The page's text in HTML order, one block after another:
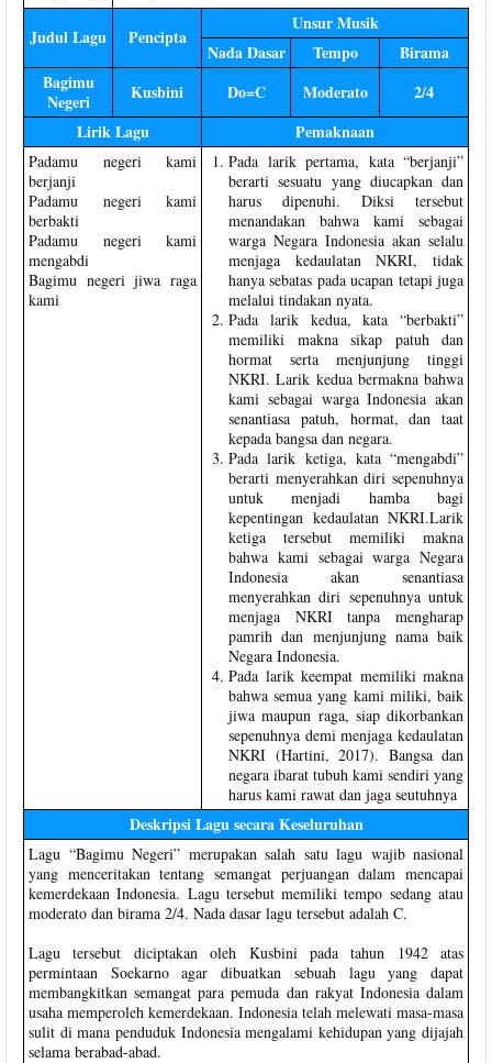
Judul Lagu Pencipta
Unsur Musik
Nada Dasar
Tempo
Birama
Bagimu
Negeri
Kusbini Do=C Moderato
2/4
Lirik Lagu
Pemaknaan
Padamu negeri kami
berjanji
Padamu negeri kami
berbakti
Padamu negeri kami
mengabdi
Bagimu negeri jiwa raga
kami
Pada larik pertama, kata “berjanji”
berarti sesuatu yang diucapkan dan
harus dipenuhi. Diksi tersebut
menandakan bahwa kami sebagai
warga Negara Indonesia akan selalu
menjaga kedaulatan NKRI, tidak
hanya sebatas pada ucapan tetapi juga
melalui tindakan nyata.
Pada larik kedua, kata “berbakti”
memiliki makna sikap patuh dan
hormat serta menjunjung tinggi
NKRI. Larik kedua bermakna bahwa
kami sebagai warga Indonesia akan
senantiasa patuh, hormat, dan taat
kepada bangsa dan negara.
Pada larik ketiga, kata “mengabdi”
berarti menyerahkan diri sepenuhnya
untuk menjadi hamba bagi
kepentingan kedaulatan NKRI.Larik
ketiga tersebut memiliki makna
bahwa kami sebagai warga Negara
Indonesia akan senantiasa
menyerahkan diri sepenuhnya untuk
menjaga NKRI tanpa mengharap
pamrih dan menjunjung nama baik
Negara Indonesia.
Pada larik keempat memiliki makna
bahwa semua yang kami miliki, baik
jiwa maupun raga, siap dikorbankan
sepenuhnya demi menjaga kedaulatan
NKRI (Hartini, 2017). Bangsa dan
negara ibarat tubuh kami sendiri yang
harus kami rawat dan jaga seutuhnya
Deskripsi Lagu secara Keseluruhan
Lagu “Bagimu Negeri” merupakan salah satu lagu wajib nasional
yang menceritakan tentang semangat perjuangan dalam mencapai
kemerdekaan Indonesia. Lagu tersebut memiliki tempo sedang atau
moderato dan birama 2/4. Nada dasar lagu tersebut adalah C.
Lagu tersebut diciptakan oleh Kusbini pada tahun 1942 atas
permintaan Soekarno agar dibuatkan sebuah lagu yang dapat
membangkitkan semangat para pemuda dan rakyat Indonesia dalam
usaha memperoleh kemerdekaan. Indonesia telah melewati masa-masa
sulit di mana penduduk Indonesia mengalami kehidupan yang dijajah
selama berabad-abad.